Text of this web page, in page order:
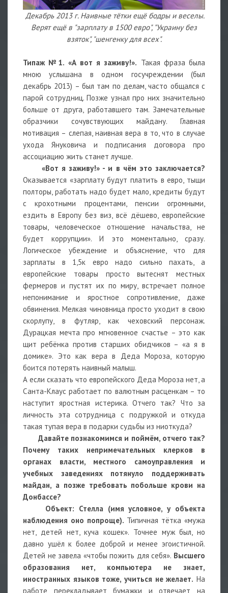
Декабрь 2013 г. Наивные тётки ещё бодры и веселы.
Верят ещё в "зарплату в 1500 евро", "Украину без
взяток", "шенгенку для всех".
Типаж №1. «А вот я заживу!». Такая фраза была
мною услышана в одном госучреждении (был
декабрь 2013) – был там по делам, часто общался с
парой сотрудниц. Позже узнал про них значительно
больше от друга, работавшего там. Замечательные
образчики сочувствующих майдану. Главная
мотивация – слепая, наивная вера в то, что в случае
ухода Януковича и подписания договора про
ассоциацию жить станет лучше.
«Вот я заживу!» - и в чём это заключается?
Оказывается «зарплату будут платить в евро, тыщи
полторы, работать надо будет мало, кредиты будут
с крохотными процентами, пенсии огромными,
ездить в Европу без виз, всё дёшево, европейские
товары, человеческое отношение начальства, не
будет коррупции». И это моментально, сразу.
Логическое убеждение и объяснение, что для
зарплаты в 1,5к евро надо сильно пахать, а
европейские товары просто вытеснят местных
фермеров и пустят их по миру, встречает полное
непонимание и яростное сопротивление, даже
обвинения. Мелкая чиновница просто уходит в свою
скорлупу, в футляр, как чеховский персонаж.
Дурацкая мечта про мгновенное счастье – это как
щит ребёнка против старших обидчиков – «а я в
домике». Это как вера в Деда Мороза, которую
боится потерять наивный малыш.
А если сказать что европейского Деда Мороза нет, а
Санта-Клаус работает по валютным расценкам – то
наступит яростная истерика. Отчего так? Что за
личность эта сотрудница с подружкой и откуда
такая тупая вера в подарки судьбы из ниоткуда?
Давайте познакомимся и поймём, отчего так?
Почему таких непримечательных клерков в
органах власти, местного самоуправления и
учебных заведениях потянуло поддерживать
майдан, а позже требовать побольше крови на
Донбассе?
Объект: Стелла (имя условное, у объекта
наблюдения оно попроще). Типичная тётка «мужа
нет, детей нет, куча кошек». Точнее муж был, но
давно ушёл к более доброй и менее эгоистичной.
Детей не завела «чтобы пожить для себя». Высшего
образования нет, компьютера не знает,
иностранных языков тоже, учиться не желает. На
работе перекладывает бумажки и отвечает на